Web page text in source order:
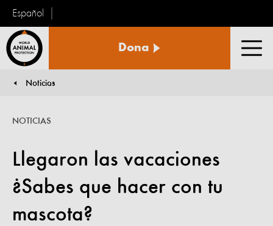
Español
Animal
Dona
Noticias
Llegaron las vacaciones
¿Sabes que hacer con tu
mascota?
NOTICIAS